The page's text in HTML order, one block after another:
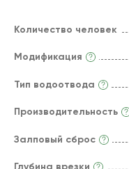
Количество человек
Модификация
Тип водоотвода
Производительность
Залповый сброс
Глубина врезки